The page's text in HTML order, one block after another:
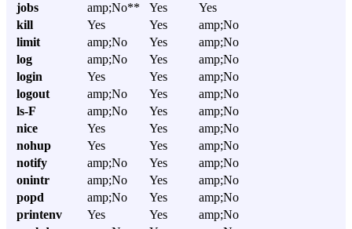
jobs
amp;No** Yes
Yes
kill
Yes Yes
amp;No
limit
amp;No Yes
amp;No
log
amp;No Yes
amp;No
login
Yes Yes
amp;No
logout
amp;No Yes
amp;No
ls-F
amp;No Yes
amp;No
nice
Yes Yes
amp;No
nohup
Yes Yes
amp;No
notify
amp;No Yes
amp;No
onintr
amp;No Yes
amp;No
popd
amp;No Yes
amp;No
printenv
Yes Yes
amp;No